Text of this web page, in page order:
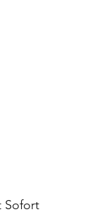
Sofort